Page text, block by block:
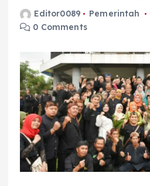
Editor0089 Pemerintah
0 Comments